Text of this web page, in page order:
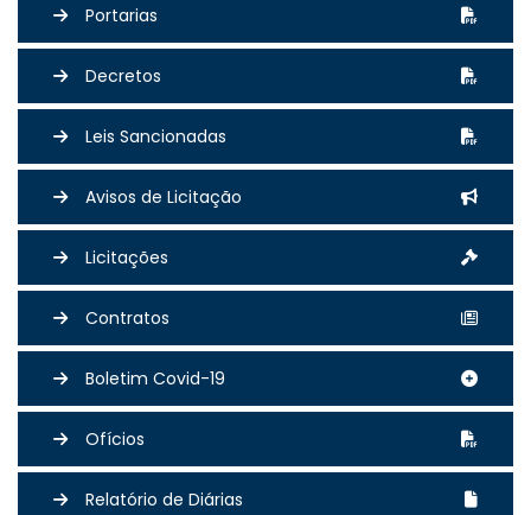
Portarias
Decretos
Leis Sancionadas
Avisos de Licitação
Licitações
Contratos
Boletim Covid-19
Ofícios
Relatório de Diárias